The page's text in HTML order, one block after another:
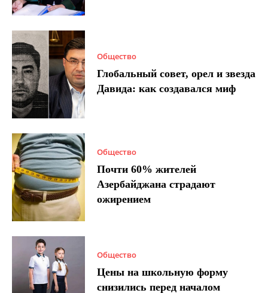
Общество
Глобальный совет, орел и звезда
Давида: как создавался миф
Общество
Почти 60% жителей
Азербайджана страдают
ожирением
Общество
Цены на школьную форму
снизились перед началом